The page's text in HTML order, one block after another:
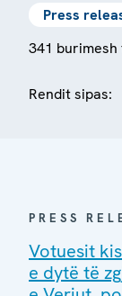
Press
341
Rendit sipas:
PRESS
Votuesit
e dytë të